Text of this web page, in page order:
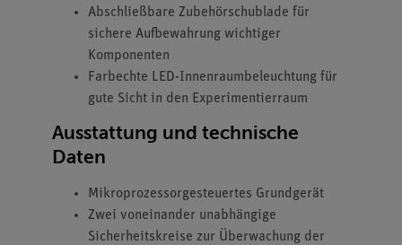
Abschließbare Zubehörschublade für
sichere Aufbewahrung wichtiger
Komponenten
Farbechte LED-Innenraumbeleuchtung für
gute Sicht in den Experimentierraum
Ausstattung und technische
Daten
Mikroprozessorgesteuertes Grundgerät
Zwei voneinander unabhängige
Sicherheitskreise zur Überwachung der